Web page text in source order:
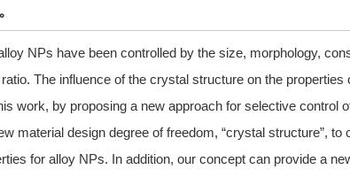
NPs have been controlled by the size, morphology,
The influence of the crystal structure on the properties
work, by proposing a new approach for selective control
material design degree of freedom, “crystal structure”, to
for alloy NPs. In addition, our concept can provide a